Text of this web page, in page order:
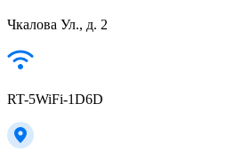
Чкалова Ул., д. 2
RT-5WiFi-1D6D